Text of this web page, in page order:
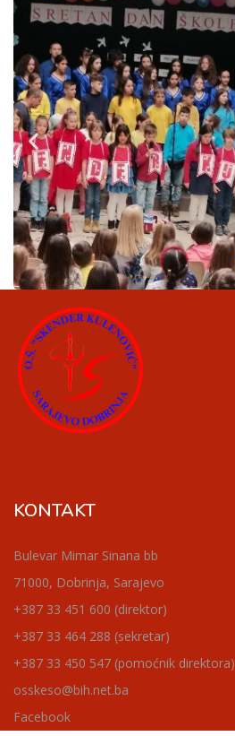
KONTAKT
Bulevar Mimar Sinana bb
71000, Dobrinja, Sarajevo
+387 33 451 600 (direktor)
+387 33 464 288 (sekretar)
+387 33 450 547 (pomoćnik direktora)
osskeso@bih.net.ba
Facebook